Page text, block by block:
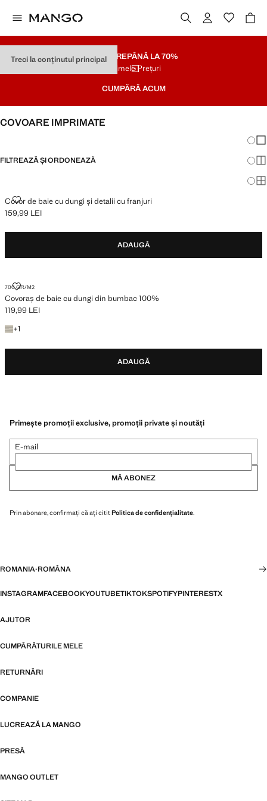
Treci la conținutul principalSOLDAREPÂNĂ LA 70%
Ultimele Prețuri
CUMPĂRĂ ACUM
COVOARE IMPRIMATE
FILTREAZĂ ȘI ORDONEAZĂ
Covor de baie cu dungi și detalii cu franjuri
COVOR DE BAIE CU DUNGI ȘI DETALII CU FRANJURI
Preț actual [159,99 LEI ]
159,99 LEI
ADAUGĂ
700 GR/M2
Covoraș de baie cu dungi din bumbac 100%
COVORAȘ DE BAIE CU DUNGI DIN BUMBAC 100%
Preț actual [119,99 LEI ]
119,99 LEI
+1
+ 1 culoare
ADAUGĂ
Primește promoții exclusive, promoții private și noutăți
E-mail
MĂ ABONEZ
Prin abonare, confirmați că ați cititPolitica de confidențialitate.
ROMANIA·ROMÂNA
INSTAGRAMFACEBOOKYOUTUBETIKTOKSPOTIFYPINTERESTX
AJUTOR
CUMPĂRĂTURILE MELE
RETURNĂRI
COMPANIE
LUCREAZĂ LA MANGO
PRESĂ
MANGO OUTLET